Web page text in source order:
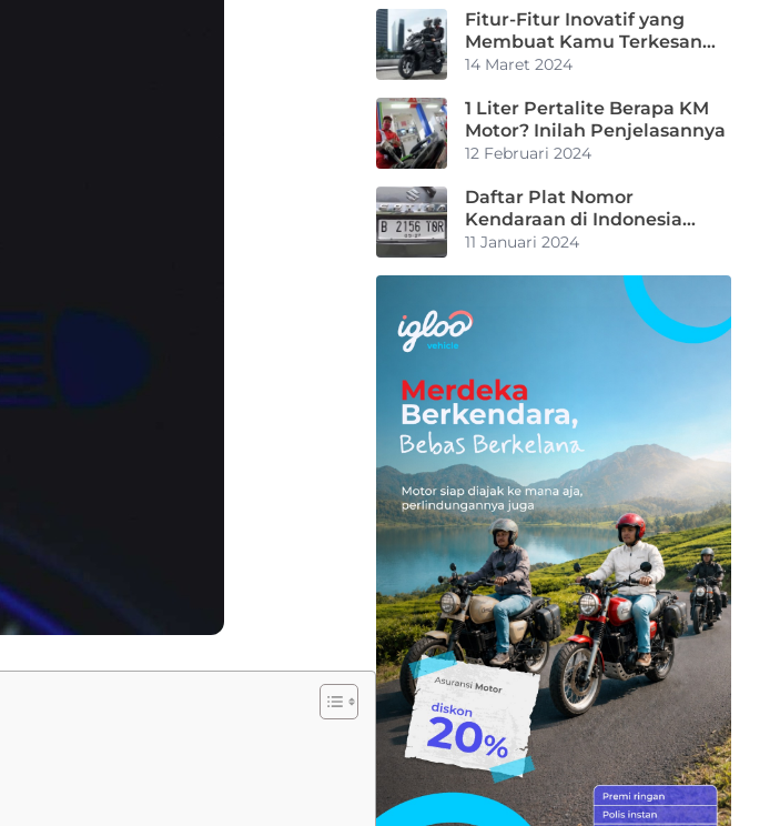
Fitur-Fitur Inovatif yang
Membuat Kamu Terkesan
dengan Motor Matic Honda
14 Maret 2024
1 Liter Pertalite Berapa KM
Motor? Inilah Penjelasannya
12 Februari 2024
Daftar Plat Nomor
Kendaraan di Indonesia
Beserta Artinya
11 Januari 2024